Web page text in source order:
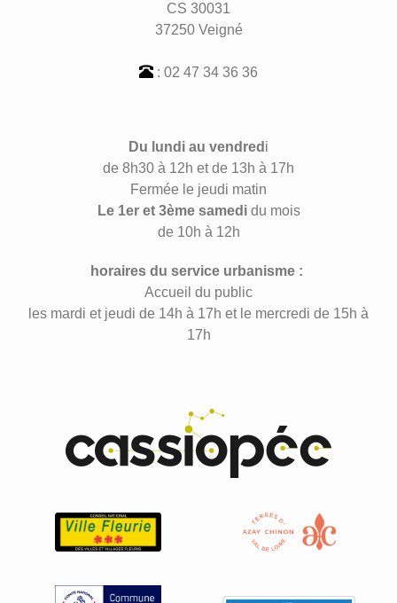
CS 30031
37250 Veigné
: 02 47 34 36 36
Du lundi au vendred i
de 8h30 à 12h et de 13h à 17h
Fermée le jeudi matin
Le 1er et 3ème samedidu mois
de 10h à 12h
horaires du service urbanisme :
Accueil du public
les mardi et jeudi de 14h à 17h et le mercredi de 15h à
17h